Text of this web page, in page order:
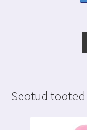
Seotud tooted